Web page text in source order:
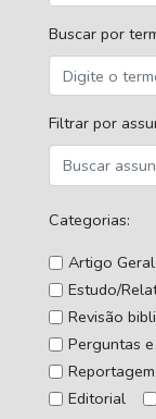
Buscar por
Filtrar por
Categorias:
Artigo Geral
Estudo/
Revisão
Perguntas
Reportagem
Editorial